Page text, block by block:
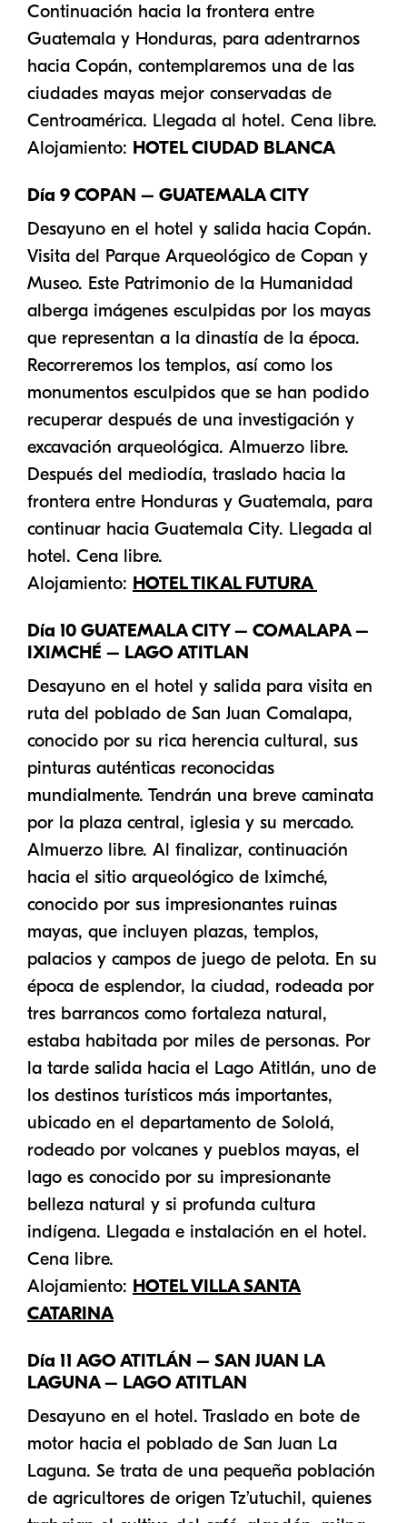
Inicio
Viajes destacados
Destinos
Continuación hacia la frontera entre
Guatemala y Honduras, para adentrarnos
hacia Copán, contemplaremos una de las
ciudades mayas mejor conservadas de
Centroamérica. Llegada al hotel. Cena libre.
Alojamiento: HOTEL CIUDAD BLANCA
Día 9 COPAN – GUATEMALA CITY
Desayuno en el hotel y salida hacia Copán.
Visita del Parque Arqueológico de Copan y
Museo. Este Patrimonio de la Humanidad
alberga imágenes esculpidas por los mayas
que representan a la dinastía de la época.
Recorreremos los templos, así como los
monumentos esculpidos que se han podido
recuperar después de una investigación y
excavación arqueológica. Almuerzo libre.
Después del mediodía, traslado hacia la
frontera entre Honduras y Guatemala, para
continuar hacia Guatemala City. Llegada al
hotel. Cena libre.
Alojamiento: HOTEL TIKAL FUTURA
Día 10 GUATEMALA CITY – COMALAPA –
IXIMCHÉ – LAGO ATITLAN
Desayuno en el hotel y salida para visita en
ruta del poblado de San Juan Comalapa,
conocido por su rica herencia cultural, sus
pinturas auténticas reconocidas
mundialmente. Tendrán una breve caminata
por la plaza central, iglesia y su mercado.
Almuerzo libre. Al finalizar, continuación
hacia el sitio arqueológico de Iximché,
conocido por sus impresionantes ruinas
mayas, que incluyen plazas, templos,
palacios y campos de juego de pelota. En su
época de esplendor, la ciudad, rodeada por
tres barrancos como fortaleza natural,
estaba habitada por miles de personas. Por
la tarde salida hacia el Lago Atitlán, uno de
los destinos turísticos más importantes,
ubicado en el departamento de Sololá,
rodeado por volcanes y pueblos mayas, el
lago es conocido por su impresionante
belleza natural y si profunda cultura
indígena. Llegada e instalación en el hotel.
Cena libre.
Alojamiento: HOTEL VILLA SANTA
CATARINA
Día 11 AGO ATITLÁN – SAN JUAN LA
LAGUNA – LAGO ATITLAN
Desayuno en el hotel. Traslado en bote de
motor hacia el poblado de San Juan La
Laguna. Se trata de una pequeña población
de agricultores de origen Tz’utuchil, quienes